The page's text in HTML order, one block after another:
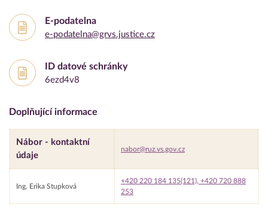
E-podatelna
e-podatelna@grvs.justice.cz
ID datové schránky
6ezd4v8
Doplňující informace
Nábor - kontaktní
údaje
nabor@ruz.vs.gov.cz
Ing. Erika Stupková
+420 220 184 135(121), +420 720 888
253